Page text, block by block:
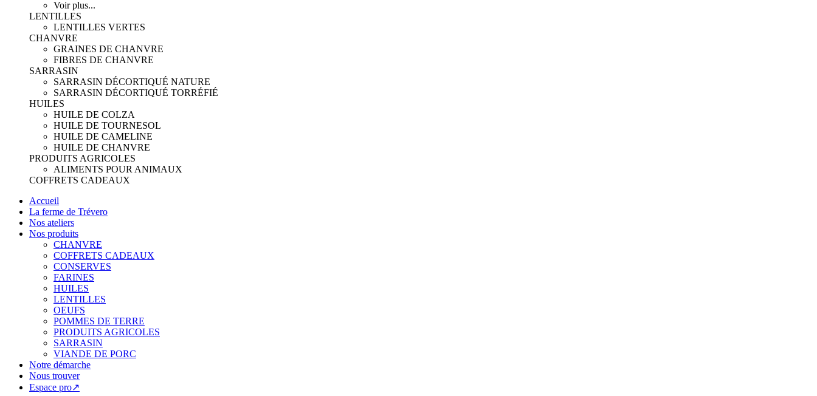
Voir plus...
LENTILLES
LENTILLES VERTES
CHANVRE
GRAINES DE CHANVRE
FIBRES DE CHANVRE
SARRASIN
SARRASIN DÉCORTIQUÉ NATURE
SARRASIN DÉCORTIQUÉ TORRÉFIÉ
HUILES
HUILE DE COLZA
HUILE DE TOURNESOL
HUILE DE CAMELINE
HUILE DE CHANVRE
PRODUITS AGRICOLES
ALIMENTS POUR ANIMAUX
COFFRETS CADEAUX
Accueil
La ferme de Trévero
Nos ateliers
Nos produits
CHANVRE
COFFRETS CADEAUX
CONSERVES
FARINES
HUILES
LENTILLES
OEUFS
POMMES DE TERRE
PRODUITS AGRICOLES
SARRASIN
VIANDE DE PORC
Notre démarche
Nous trouver
Espace pro↗